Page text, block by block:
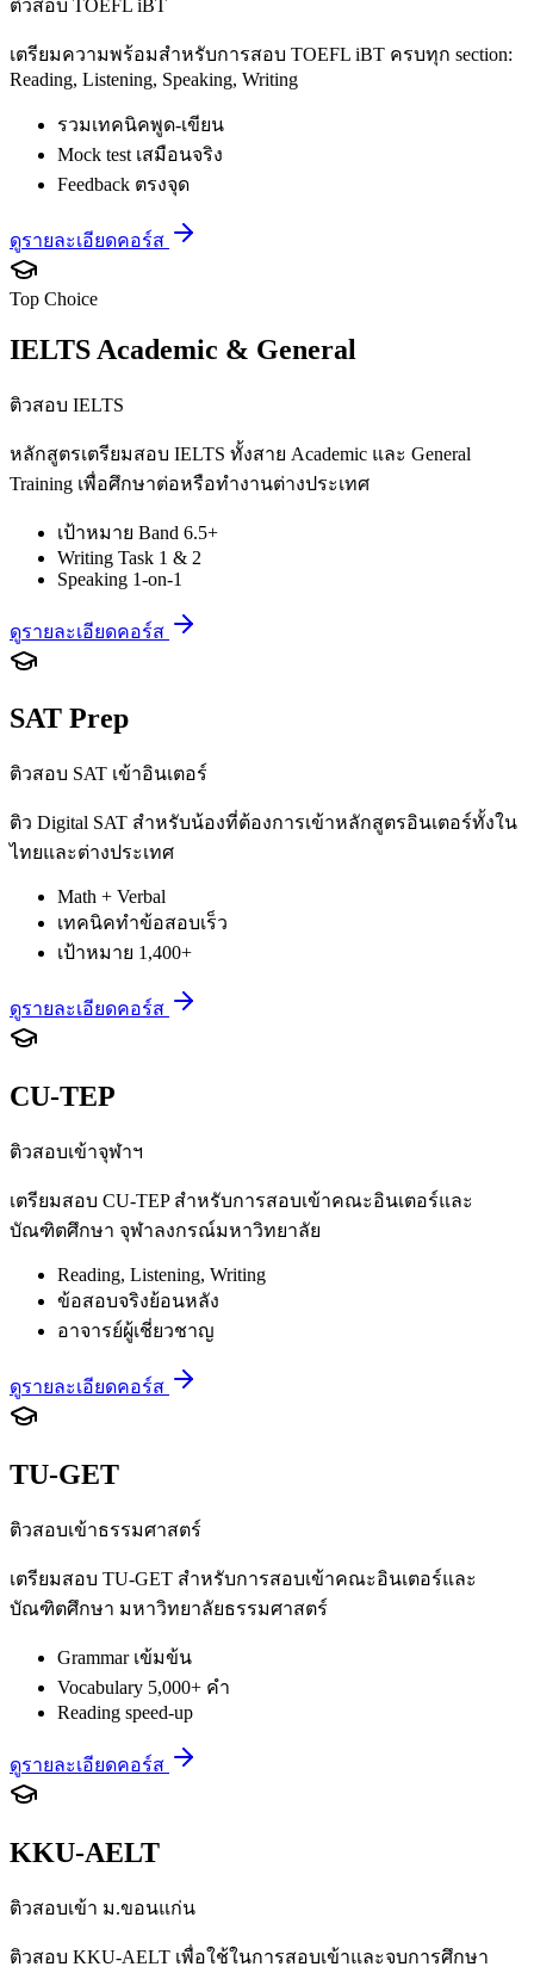
ติวสอบ TOEFL iBT
เตรียมความพร้อมสำหรับการสอบ TOEFL iBT ครบทุก section:
Reading, Listening, Speaking, Writing
รวมเทคนิคพูด-เขียน
Mock test เสมือนจริง
Feedback ตรงจุด
ดูรายละเอียดคอร์ส
Top Choice
IELTS Academic & General
ติวสอบ IELTS
หลักสูตรเตรียมสอบ IELTS ทั้งสาย Academic และ General
Training เพื่อศึกษาต่อหรือทำงานต่างประเทศ
เป้าหมาย Band 6.5+
Writing Task 1 & 2
Speaking 1-on-1
ดูรายละเอียดคอร์ส
SAT Prep
ติวสอบ SAT เข้าอินเตอร์
ติว Digital SAT สำหรับน้องที่ต้องการเข้าหลักสูตรอินเตอร์ทั้งใน
ไทยและต่างประเทศ
Math + Verbal
เทคนิคทำข้อสอบเร็ว
เป้าหมาย 1,400+
ดูรายละเอียดคอร์ส
CU-TEP
ติวสอบเข้าจุฬาฯ
เตรียมสอบ CU-TEP สำหรับการสอบเข้าคณะอินเตอร์และ
บัณฑิตศึกษา จุฬาลงกรณ์มหาวิทยาลัย
Reading, Listening, Writing
ข้อสอบจริงย้อนหลัง
อาจารย์ผู้เชี่ยวชาญ
ดูรายละเอียดคอร์ส
TU-GET
ติวสอบเข้าธรรมศาสตร์
เตรียมสอบ TU-GET สำหรับการสอบเข้าคณะอินเตอร์และ
บัณฑิตศึกษา มหาวิทยาลัยธรรมศาสตร์
Grammar เข้มข้น
Vocabulary 5,000+ คำ
Reading speed-up
ดูรายละเอียดคอร์ส
KKU-AELT
ติวสอบเข้า ม.ขอนแก่น
ติวสอบ KKU-AELT เพื่อใช้ในการสอบเข้าและจบการศึกษา